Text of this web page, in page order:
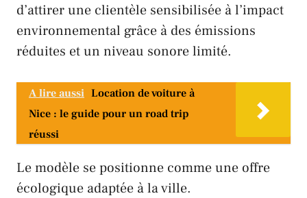
d’attirer une clientèle sensibilisée à l’impact
environnemental grâce à des émissions
réduites et un niveau sonore limité.
A lire aussi Location de voiture à
Nice : le guide pour un road trip
réussi
Le modèle se positionne comme une offre
écologique adaptée à la ville.